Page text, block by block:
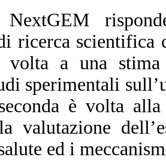
ricerca scientifica
a una stima
sperimentali
è volta
valutazione
ed i